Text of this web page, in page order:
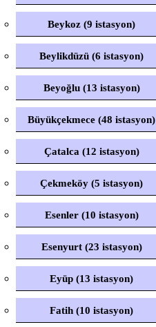
Beykoz (9 istasyon)
Beylikdüzü (6 istasyon)
Beyoğlu (13 istasyon)
Büyükçekmece (48 istasyon)
Çatalca (12 istasyon)
Çekmeköy (5 istasyon)
Esenler (10 istasyon)
Esenyurt (23 istasyon)
Eyüp (13 istasyon)
Fatih (10 istasyon)